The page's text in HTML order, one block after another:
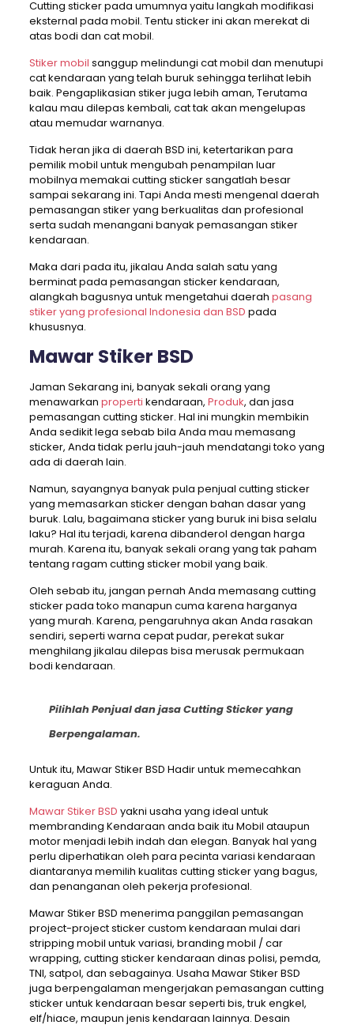
Cutting sticker pada umumnya yaitu langkah modifikasi
eksternal pada mobil. Tentu sticker ini akan merekat di
atas bodi dan cat mobil.
Stiker mobil sanggup melindungi cat mobil dan menutupi
cat kendaraan yang telah buruk sehingga terlihat lebih
baik. Pengaplikasian stiker juga lebih aman, Terutama
kalau mau dilepas kembali, cat tak akan mengelupas
atau memudar warnanya.
Tidak heran jika di daerah BSD ini, ketertarikan para
pemilik mobil untuk mengubah penampilan luar
mobilnya memakai cutting sticker sangatlah besar
sampai sekarang ini. Tapi Anda mesti mengenal daerah
pemasangan stiker yang berkualitas dan profesional
serta sudah menangani banyak pemasangan stiker
kendaraan.
Maka dari pada itu, jikalau Anda salah satu yang
berminat pada pemasangan sticker kendaraan,
alangkah bagusnya untuk mengetahui daerah pasang
stiker yang profesional Indonesia dan BSD pada
khususnya.
Mawar Stiker BSD
Jaman Sekarang ini, banyak sekali orang yang
menawarkan properti kendaraan, Produk, dan jasa
pemasangan cutting sticker. Hal ini mungkin membikin
Anda sedikit lega sebab bila Anda mau memasang
sticker, Anda tidak perlu jauh-jauh mendatangi toko yang
ada di daerah lain.
Namun, sayangnya banyak pula penjual cutting sticker
yang memasarkan sticker dengan bahan dasar yang
buruk. Lalu, bagaimana sticker yang buruk ini bisa selalu
laku? Hal itu terjadi, karena dibanderol dengan harga
murah. Karena itu, banyak sekali orang yang tak paham
tentang ragam cutting sticker mobil yang baik.
Oleh sebab itu, jangan pernah Anda memasang cutting
sticker pada toko manapun cuma karena harganya
yang murah. Karena, pengaruhnya akan Anda rasakan
sendiri, seperti warna cepat pudar, perekat sukar
menghilang jikalau dilepas bisa merusak permukaan
bodi kendaraan.
Pilihlah Penjual dan jasa Cutting Sticker yang
Berpengalaman.
Untuk itu, Mawar Stiker BSD Hadir untuk memecahkan
keraguan Anda.
Mawar Stiker BSD yakni usaha yang ideal untuk
membranding Kendaraan anda baik itu Mobil ataupun
motor menjadi lebih indah dan elegan. Banyak hal yang
perlu diperhatikan oleh para pecinta variasi kendaraan
diantaranya memilih kualitas cutting sticker yang bagus,
dan penanganan oleh pekerja profesional.
Mawar Stiker BSD menerima panggilan pemasangan
project-project sticker custom kendaraan mulai dari
stripping mobil untuk variasi, branding mobil / car
wrapping, cutting sticker kendaraan dinas polisi, pemda,
TNI, satpol, dan sebagainya. Usaha Mawar Stiker BSD
juga berpengalaman mengerjakan pemasangan cutting
sticker untuk kendaraan besar seperti bis, truk engkel,
elf/hiace, maupun jenis kendaraan lainnya. Desain